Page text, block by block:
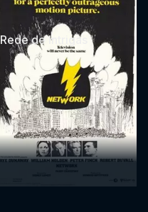
Rede de Intrigas